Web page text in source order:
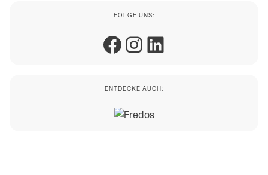
FOLGE UNS:
Facebook
Instagram
LinkedIn
ENTDECKE AUCH: